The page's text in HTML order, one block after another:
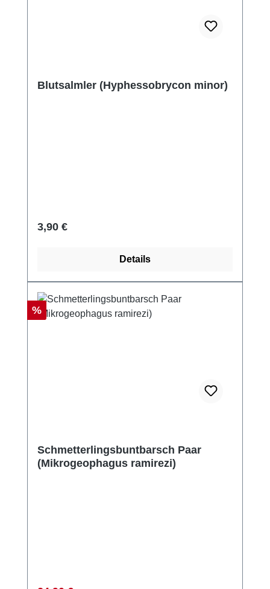
Blutsalmler (Hyphessobrycon minor)
Regulärer Preis:
3,90 €
Details
Rabatt
%
Schmetterlingsbuntbarsch Paar
(Mikrogeophagus ramirezi)